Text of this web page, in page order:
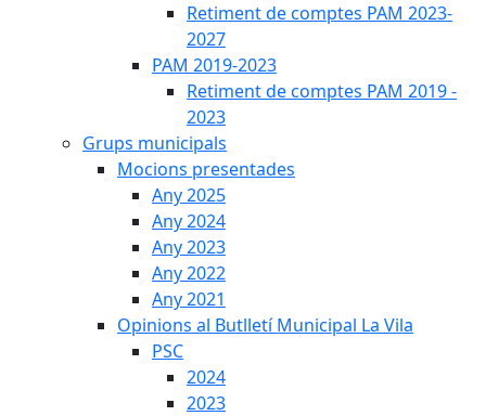
Retiment de comptes PAM 2023-
2027
PAM 2019-2023
Retiment de comptes PAM 2019 -
2023
Grups municipals
Mocions presentades
Any 2025
Any 2024
Any 2023
Any 2022
Any 2021
Opinions al Butlletí Municipal La Vila
PSC
2024
2023